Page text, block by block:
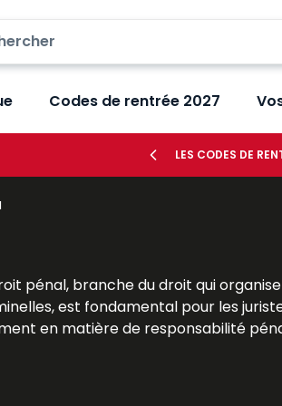
Codes de rentrée 2027
LES CODES DE
pénal, branche du droit qui
est fondamental pour les
en matière de responsabilité